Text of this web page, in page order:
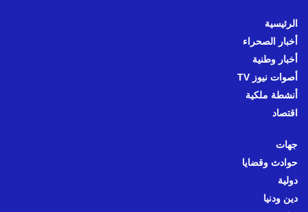
الرئيسية
أخبار الصحراء
أخبار وطنية
أصوات نيوز TV
أنشطة ملكية
اقتصاد
جهات
حوادث وقضايا
دولية
دين ودنيا